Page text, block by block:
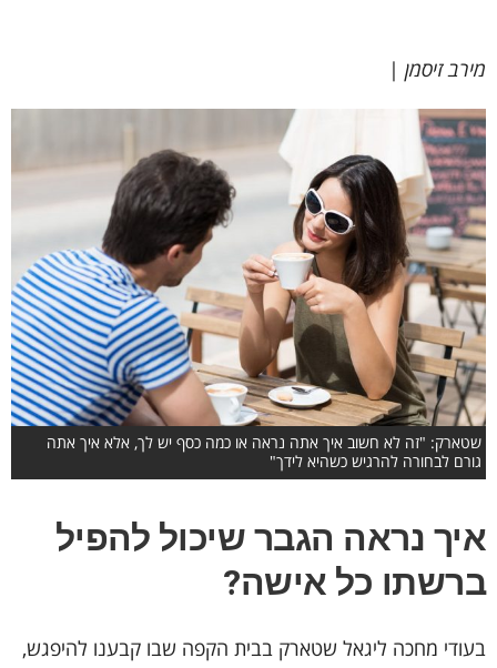
מירב זיסמן |
שטארק: "זה לא חשוב איך אתה נראה או כמה כסף יש לך, אלא איך אתה
גורם לבחורה להרגיש כשהיא לידך"
איך נראה הגבר שיכול להפיל
ברשתו כל אישה?
בעודי מחכה ליגאל שטארק בבית הקפה שבו קבענו להיפגש,